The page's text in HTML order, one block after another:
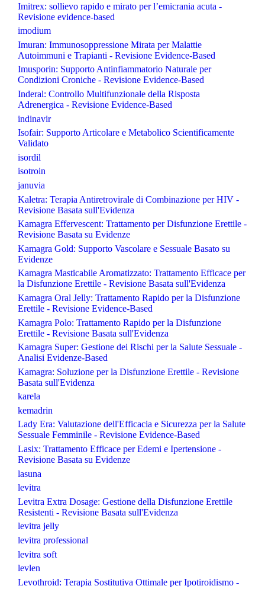
Imitrex: sollievo rapido e mirato per l’emicrania acuta -
Revisione evidence-based
imodium
Imuran: Immunosoppressione Mirata per Malattie
Autoimmuni e Trapianti - Revisione Evidence-Based
Imusporin: Supporto Antinfiammatorio Naturale per
Condizioni Croniche - Revisione Evidence-Based
Inderal: Controllo Multifunzionale della Risposta
Adrenergica - Revisione Evidence-Based
indinavir
Isofair: Supporto Articolare e Metabolico Scientificamente
Validato
isordil
isotroin
januvia
Kaletra: Terapia Antiretrovirale di Combinazione per HIV -
Revisione Basata sull'Evidenza
Kamagra Effervescent: Trattamento per Disfunzione Erettile -
Revisione Basata su Evidenze
Kamagra Gold: Supporto Vascolare e Sessuale Basato su
Evidenze
Kamagra Masticabile Aromatizzato: Trattamento Efficace per
la Disfunzione Erettile - Revisione Basata sull'Evidenza
Kamagra Oral Jelly: Trattamento Rapido per la Disfunzione
Erettile - Revisione Evidence-Based
Kamagra Polo: Trattamento Rapido per la Disfunzione
Erettile - Revisione Basata sull'Evidenza
Kamagra Super: Gestione dei Rischi per la Salute Sessuale -
Analisi Evidenze-Based
Kamagra: Soluzione per la Disfunzione Erettile - Revisione
Basata sull'Evidenza
karela
kemadrin
Lady Era: Valutazione dell'Efficacia e Sicurezza per la Salute
Sessuale Femminile - Revisione Evidence-Based
Lasix: Trattamento Efficace per Edemi e Ipertensione -
Revisione Basata su Evidenze
lasuna
levitra
Levitra Extra Dosage: Gestione della Disfunzione Erettile
Resistenti - Revisione Basata sull'Evidenza
levitra jelly
levitra professional
levitra soft
levlen
Levothroid: Terapia Sostitutiva Ottimale per Ipotiroidismo -